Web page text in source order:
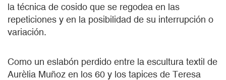
la técnica de cosido que se regodea en las
repeticiones y en la posibilidad de su interrupción o
variación.
Como un eslabón perdido entre la escultura textil de
Aurèlia Muñoz en los 60 y los tapices de Teresa